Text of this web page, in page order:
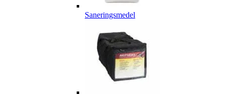
Saneringsmedel